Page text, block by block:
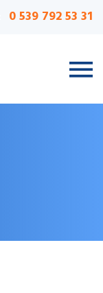
0 539 792 53 31